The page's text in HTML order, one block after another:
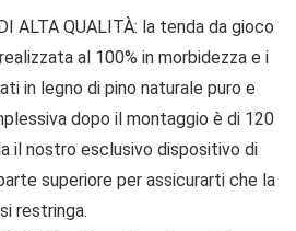
ALTA QUALITÀ: la tenda da gioco
al 100% in morbidezza e i
in legno di pino naturale puro e
dopo il montaggio è di 120
il nostro esclusivo dispositivo di
superiore per assicurarti che la
restringa.